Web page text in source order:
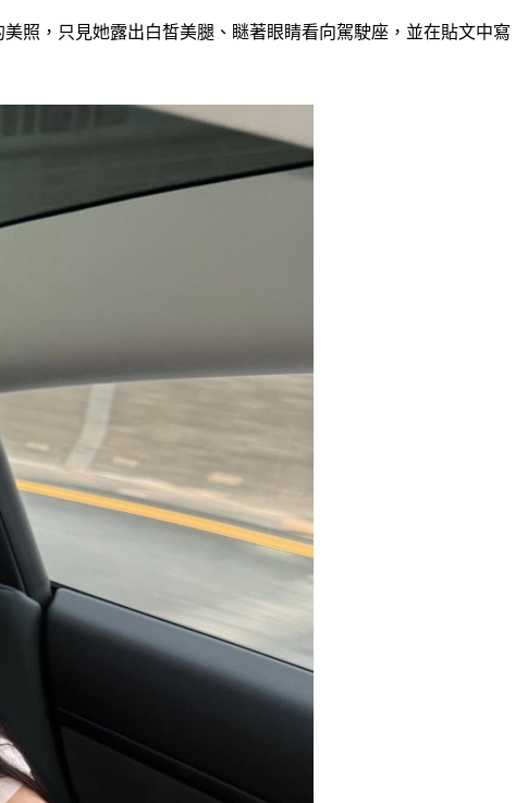
美照，只見她露出白皙美腿、瞇著眼睛看向駕駛座，並在貼文中寫